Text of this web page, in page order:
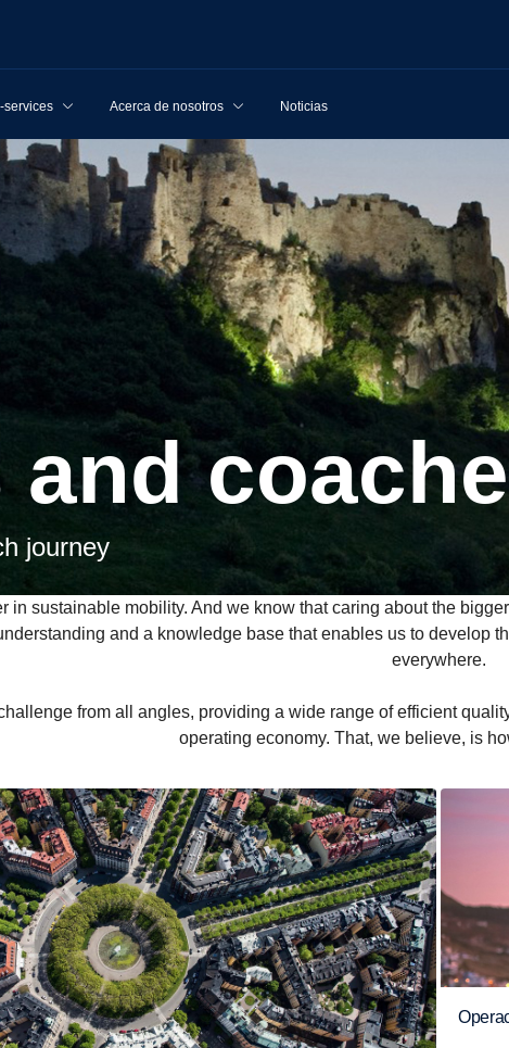
services Acerca de nosotros Noticias
and
journey
in sustainable mobility. And we know that caring about the
and a knowledge base that enables us to develop
everywhere.
from all angles, providing a wide range of efficient
operating economy. That, we believe, is